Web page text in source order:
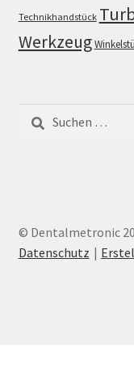
Technikhandstück
Werkzeug
nach:
© Dentalmetronic
Datenschutz